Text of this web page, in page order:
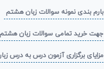
بارم بندی نمونه سوالات زبان هشتم
جهت خرید تمامی سوالات زبان
مزایای برگزاری آزمون درس به درس